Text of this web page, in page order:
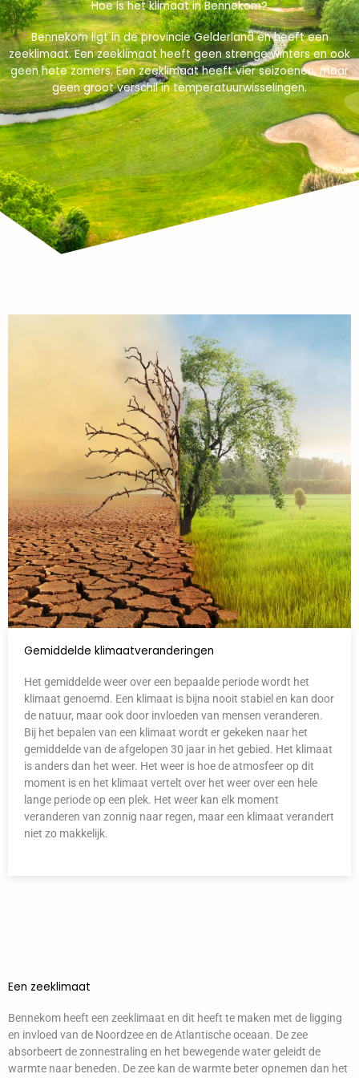
Hoe is het klimaat in Bennekom?
Bennekom ligt in de provincie Gelderland en heeft een
zeeklimaat. Een zeeklimaat heeft geen strenge winters en ook
geen hete zomers. Een zeeklimaat heeft vier seizoenen, maar
geen groot verschil in temperatuurwisselingen.
Gemiddelde klimaatveranderingen
Het gemiddelde weer over een bepaalde periode wordt het
klimaat genoemd. Een klimaat is bijna nooit stabiel en kan door
de natuur, maar ook door invloeden van mensen veranderen.
Bij het bepalen van een klimaat wordt er gekeken naar het
gemiddelde van de afgelopen 30 jaar in het gebied. Het klimaat
is anders dan het weer. Het weer is hoe de atmosfeer op dit
moment is en het klimaat vertelt over het weer over een hele
lange periode op een plek. Het weer kan elk moment
veranderen van zonnig naar regen, maar een klimaat verandert
niet zo makkelijk.
Een zeeklimaat
Bennekom heeft een zeeklimaat en dit heeft te maken met de ligging
en invloed van de Noordzee en de Atlantische oceaan. De zee
absorbeert de zonnestraling en het bewegende water geleidt de
warmte naar beneden. De zee kan de warmte beter opnemen dan het